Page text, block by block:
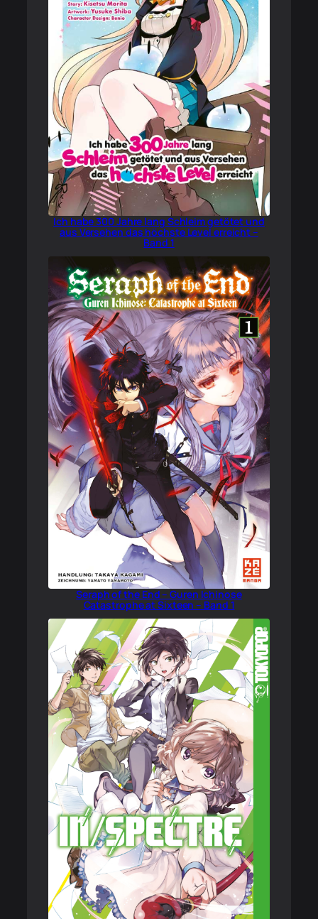
Ich habe 300 Jahre lang Schleim getötet und
aus Versehen das höchste Level erreicht –
Band 1
Seraph of the End – Guren Ichinose
Catastrophe at Sixteen – Band 1